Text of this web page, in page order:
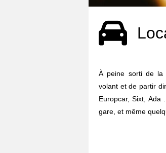
À peine sorti de la
volant et de partir
Europcar, Sixt, Ada
gare, et même